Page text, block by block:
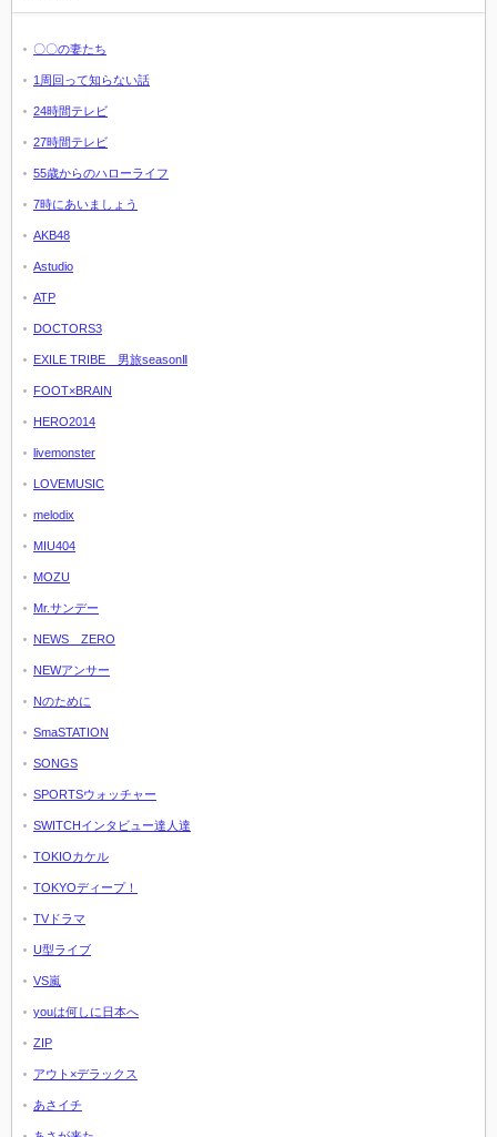
〇〇の妻たち
1周回って知らない話
24時間テレビ
27時間テレビ
55歳からのハローライフ
7時にあいましょう
AKB48
Astudio
ATP
DOCTORS3
EXILE TRIBE 男旅seasonⅡ
FOOT×BRAIN
HERO2014
livemonster
LOVEMUSIC
melodix
MIU404
MOZU
Mr.サンデー
NEWS ZERO
NEWアンサー
Nのために
SmaSTATION
SONGS
SPORTSウォッチャー
SWITCHインタビュー達人達
TOKIOカケル
TOKYOディープ！
TVドラマ
U型ライブ
VS嵐
youは何しに日本へ
ZIP
アウト×デラックス
あさイチ